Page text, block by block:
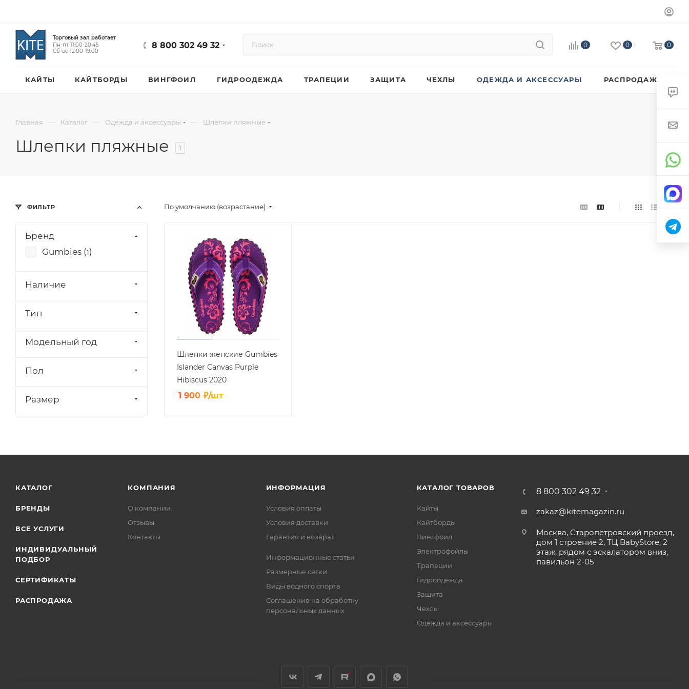
Торговый зал работает
Пн-пт 11:00-20:45
Сб-вс 12:00-19:00
8 800 302 49 32 0 0 0
КАЙТЫ КАЙТБОРДЫ ВИНГФОИЛ ГИДРООДЕЖДА ТРАПЕЦИИ ЗАЩИТА ЧЕХЛЫ ОДЕЖДА И АКСЕССУАРЫ РАСПРОДАЖА
Главная — Каталог — Одежда и аксессуары — Шлепки пляжные
Шлепки пляжные 1
По умолчанию (возрастание)
Шлепки женские Gumbies
Islander Canvas Purple
Hibiscus 2020
1 900 ₽/шт
ФИЛЬТР
Бренд
Gumbies (1)
Наличие
Тип
Модельный год
Пол
Размер
КАТАЛОГ
БРЕНДЫ
ВСЕ УСЛУГИ
ИНДИВИДУАЛЬНЫЙ
ПОДБОР
СЕРТИФИКАТЫ
РАСПРОДАЖА
КОМПАНИЯ
О компании
Отзывы
Контакты
ИНФОРМАЦИЯ
Условия оплаты
Условия доставки
Гарантия и возврат
Информационные статьи
Размерные сетки
Виды водного спорта
Соглашение на обработку
персональных данных
КАТАЛОГ ТОВАРОВ
Кайты
Кайтборды
Вингфоил
Электрофойлы
Трапеции
Гидроодежда
Защита
Чехлы
Одежда и аксессуары
8 800 302 49 32
zakaz@kitemagazin.ru
Москва, Старопетровский проезд,
дом 1 строение 2, ТЦ BabyStore, 2
этаж, рядом с эскалатором вниз,
павильон 2-05